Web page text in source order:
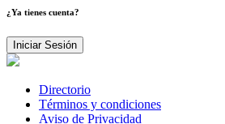
¿Ya tienes cuenta?
Iniciar Sesión
Directorio
Términos y condiciones
Aviso de Privacidad